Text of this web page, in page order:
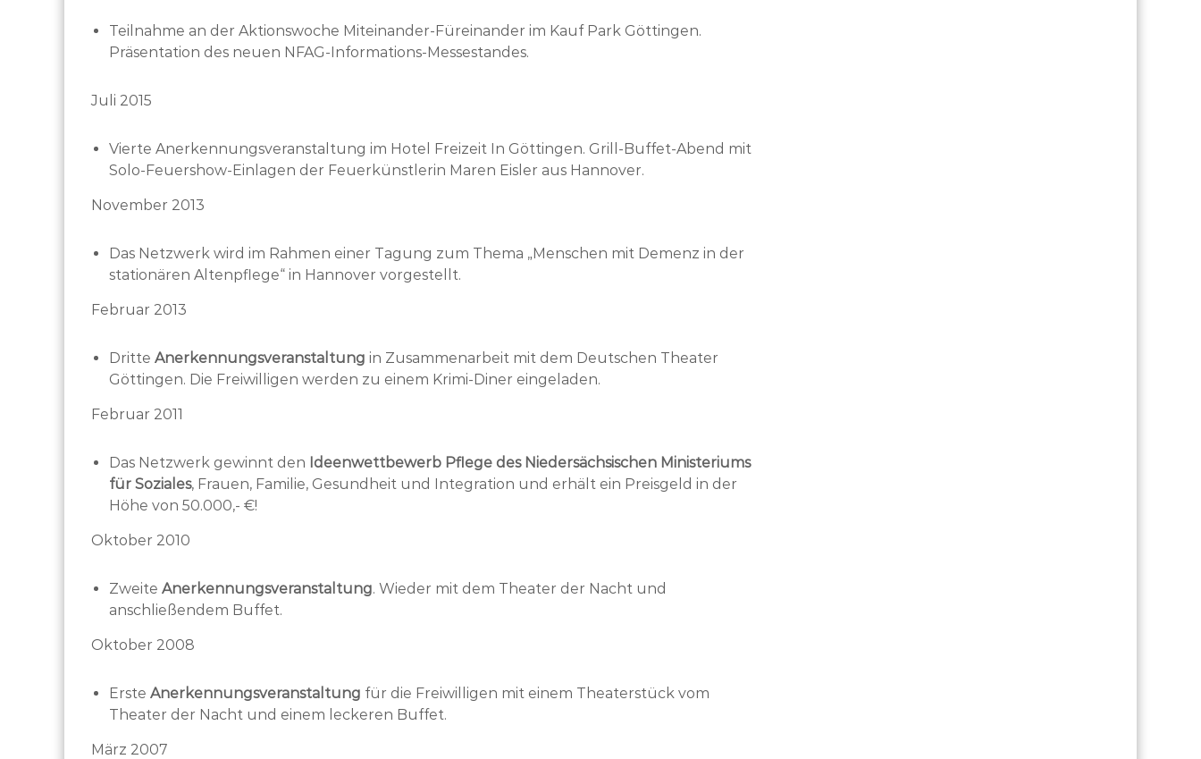
Teilnahme an der Aktionswoche Miteinander-Füreinander im Kauf Park Göttingen.
Präsentation des neuen NFAG-Informations-Messestandes.
Juli 2015
Vierte Anerkennungsveranstaltung im Hotel Freizeit In Göttingen. Grill-Buffet-Abend mit
Solo-Feuershow-Einlagen der Feuerkünstlerin Maren Eisler aus Hannover.
November 2013
Das Netzwerk wird im Rahmen einer Tagung zum Thema „Menschen mit Demenz in der
stationären Altenpflege“ in Hannover vorgestellt.
Februar 2013
Dritte Anerkennungsveranstaltung in Zusammenarbeit mit dem Deutschen Theater
Göttingen. Die Freiwilligen werden zu einem Krimi-Diner eingeladen.
Februar 2011
Das Netzwerk gewinnt den Ideenwettbewerb Pflege des Niedersächsischen Ministeriums
für Soziales, Frauen, Familie, Gesundheit und Integration und erhält ein Preisgeld in der
Höhe von 50.000,- €!
Oktober 2010
Zweite Anerkennungsveranstaltung. Wieder mit dem Theater der Nacht und
anschließendem Buffet.
Oktober 2008
Erste Anerkennungsveranstaltung für die Freiwilligen mit einem Theaterstück vom
Theater der Nacht und einem leckeren Buffet.
März 2007